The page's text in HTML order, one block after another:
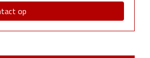
op